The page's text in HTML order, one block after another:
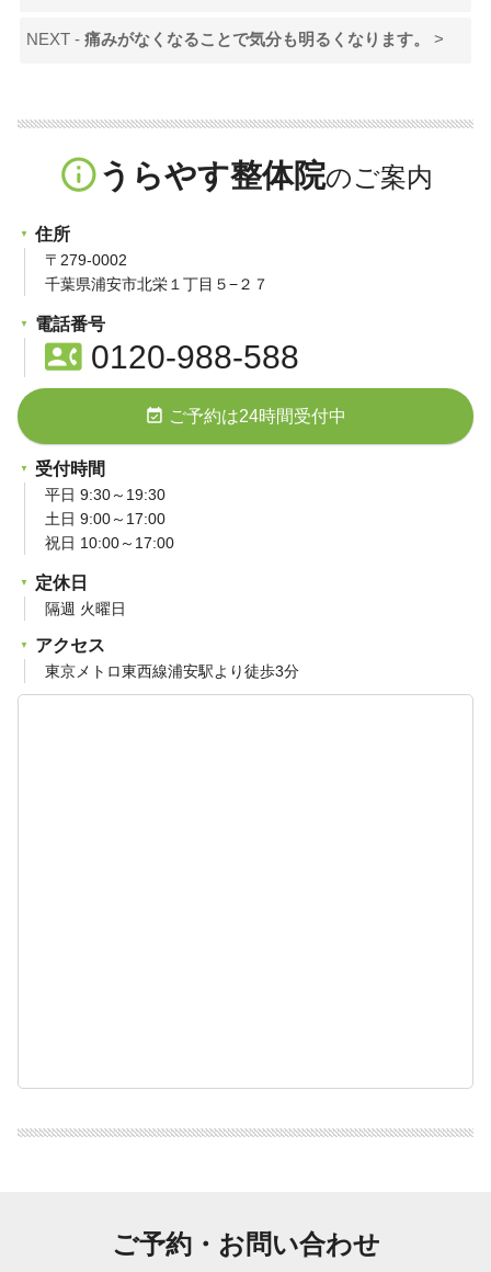
NEXT -痛みがなくなることで気分も明るくなります。 >
info_outlineうらやす整体院
住所
〒279-0002
千葉県浦安市北栄１丁目５−２７
電話番号
contact_phone0120-988-588
event_available ご予約は24時間受付中
受付時間
平日 9:30～19:30
土日 9:00～17:00
祝日 10:00～17:00
定休日
隔週 火曜日
アクセス
東京メトロ東西線浦安駅より徒歩3分
ご予約・お問い合わせ